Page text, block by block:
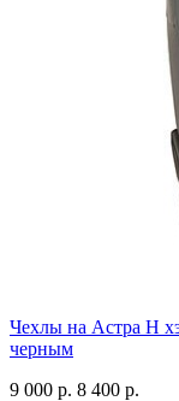
Чехлы на Астра H
черным
9 000 р. 8 400 р.